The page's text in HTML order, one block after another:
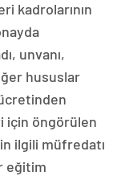
kadrolarının
unvanı,
hususlar
için öngörülen
ilgili müfredatı
eğitim